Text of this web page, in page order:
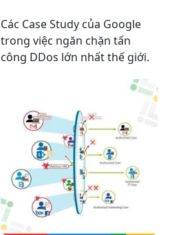
Các Case Study của Google
trong việc ngăn chặn tấn
công DDos lớn nhất thế giới.